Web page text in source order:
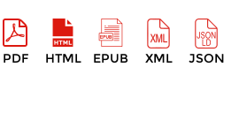
PDF HTML EPUB XML JSON